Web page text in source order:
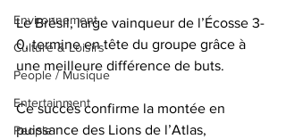
Environnement
Culture & Loisirs
People / Musique
Entertainment
People
Le Brésil, large vainqueur de l’Écosse 3-
0, termine en tête du groupe grâce à
une meilleure différence de buts.
Ce succès confirme la montée en
puissance des Lions de l’Atlas,